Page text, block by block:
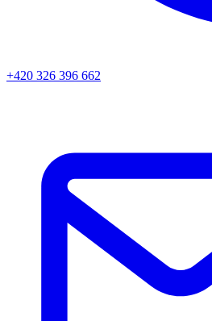
+420 326 396 662